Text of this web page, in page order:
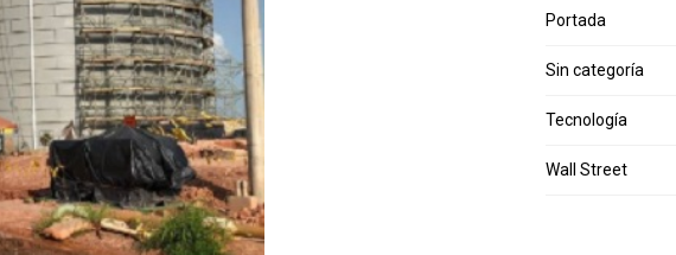
Portada
Sin categoría
Tecnología
Wall Street